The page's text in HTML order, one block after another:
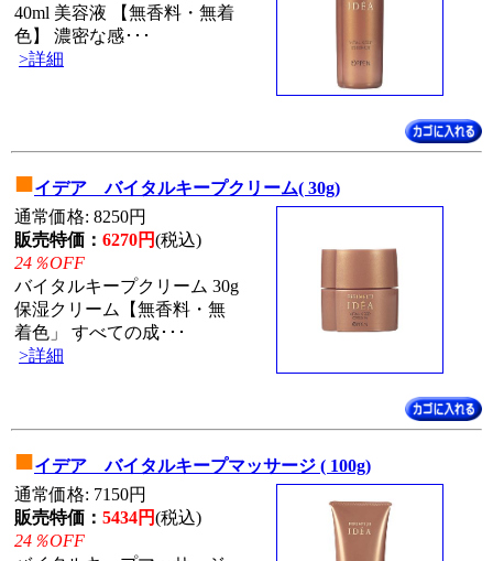
40ml 美容液 【無香料・無着
色】 濃密な感･･･
>詳細
■イデア バイタルキープクリーム( 30g)
通常価格: 8250円
販売特価： 6270円(税込)
24％OFF
バイタルキープクリーム 30g
保湿クリーム【無香料・無
着色」 すべての成･･･
>詳細
■イデア バイタルキープマッサージ ( 100g)
通常価格: 7150円
販売特価： 5434円(税込)
24％OFF